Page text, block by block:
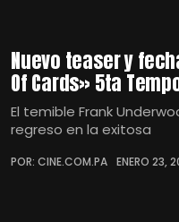
Nuevo teaser y
Of Cards» 5ta
El temible Frank
regreso en la exitosa
POR: CINE.COM.PA ENERO 23,